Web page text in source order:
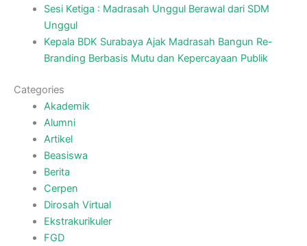
Sesi Ketiga : Madrasah Unggul Berawal dari SDM
Unggul
Kepala BDK Surabaya Ajak Madrasah Bangun Re-
Branding Berbasis Mutu dan Kepercayaan Publik
Categories
Akademik
Alumni
Artikel
Beasiswa
Berita
Cerpen
Dirosah Virtual
Ekstrakurikuler
FGD